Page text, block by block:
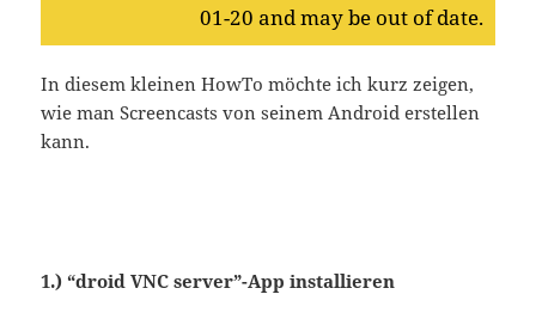
01-20 and may be out of date.
In diesem kleinen HowTo möchte ich kurz zeigen,
wie man Screencasts von seinem Android erstellen
kann.
1.) “droid VNC server”-App installieren